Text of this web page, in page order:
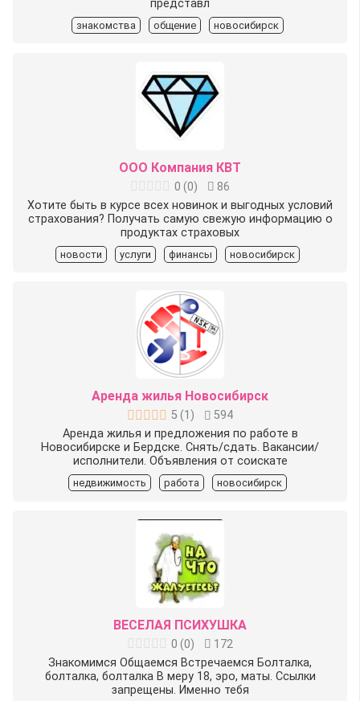
представл
знакомства общение новосибирск
ООО Компания КВТ
0 (0)
86
Хотите быть в курсе всех новинок и выгодных условий
страхования? Получать самую свежую информацию о
продуктах страховых
новости услуги финансы новосибирск
Аренда жилья Новосибирск
5 (1 )
594
Аренда жилья и предложения по работе в
Новосибирске и Бердске. Снять/сдать. Вакансии/
исполнители. Объявления от соискате
недвижимость работа новосибирск
ВЕСЕЛАЯ ПСИХУШКА
0 (0)
172
Знакомимся Общаемся Встречаемся Болталка,
болталка, болталка В меру 18, эро, маты. Ссылки
запрещены. Именно тебя